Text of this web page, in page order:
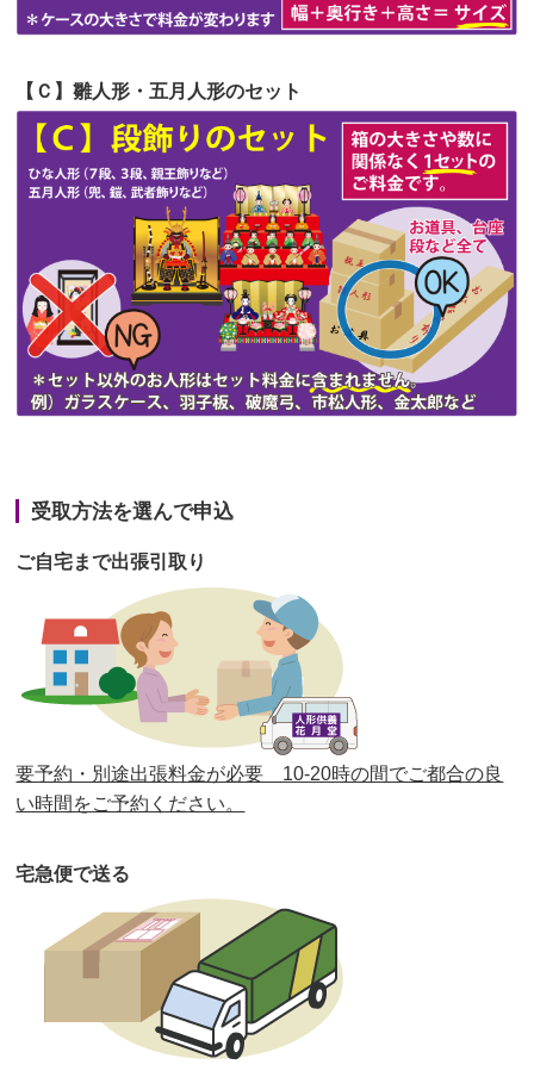
第50回人形供養祭令和4年3月15日(火)
第49回人形供養祭令和4年1月17日(月)
第48回人形供養祭令和3年12月3日(金)
第47回人形供養祭 令和3年10月11日(月)
第46回人形供養祭 令和3年9月13日(月)
第45回人形供養祭令和3年7月12日(月)
第44回人形供養祭令和3年6月3日(木)
第43回人形供養祭令和3年4月23日(金)
第39回人形供養祭令和2年10月22日(木)
第38回人形供養祭 令和2年8月26日(水)
第37回人形供養祭 令和2年6月8日(月)
第36回人形供養祭 令和2年4月16日(木)
第35回人形供養祭令和2年2月13日(木)
第33回人形供養祭
第32回人形供養祭 令和元年6月12日(水)
第31回人形供養祭 平成31年3月13日(水)
第30回人形供養祭平成30年11月28日(水)
【Ｃ】雛人形・五月人形のセット
受取方法を選んで申込
ご自宅まで出張引取り
要予約・別途出張料金が必要 10-20時の間でご都合の良
い時間をご予約ください。
宅急便で送る